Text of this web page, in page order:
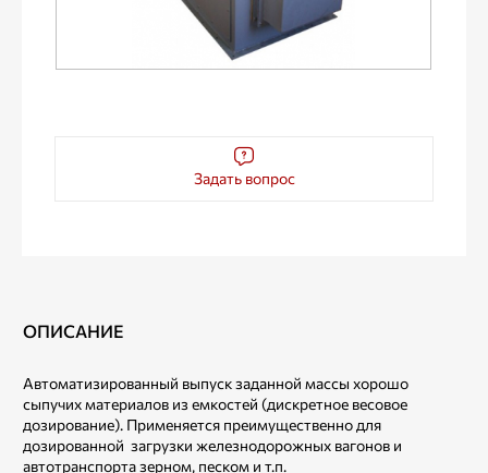
Задать вопрос
ОПИСАНИЕ
Автоматизированный выпуск заданной массы хорошо
сыпучих материалов из емкостей (дискретное весовое
дозирование). Применяется преимущественно для
дозированной загрузки железнодорожных вагонов и
автотранспорта зерном, песком и т.п.